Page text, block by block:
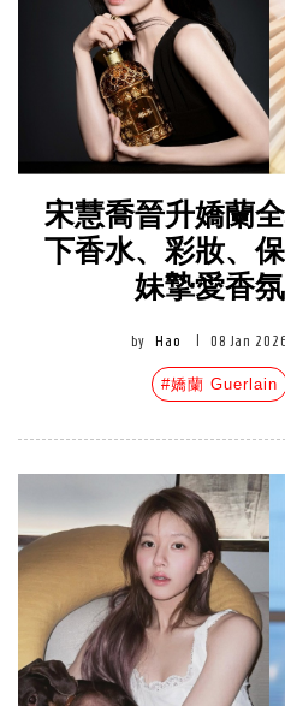
宋慧喬晉升嬌蘭
下香水、彩妝、
妹摯愛香
by Hao 08 Jan
#嬌蘭 Guerlain